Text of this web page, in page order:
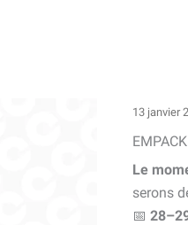
13 janvier
Le
serons
📅